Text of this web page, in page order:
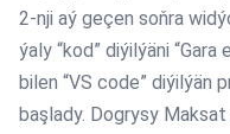
2-nji aý geçen soňra
ýaly “kod” diýilýäni
bilen “VS code” diýilýän
başlady. Dogrysy